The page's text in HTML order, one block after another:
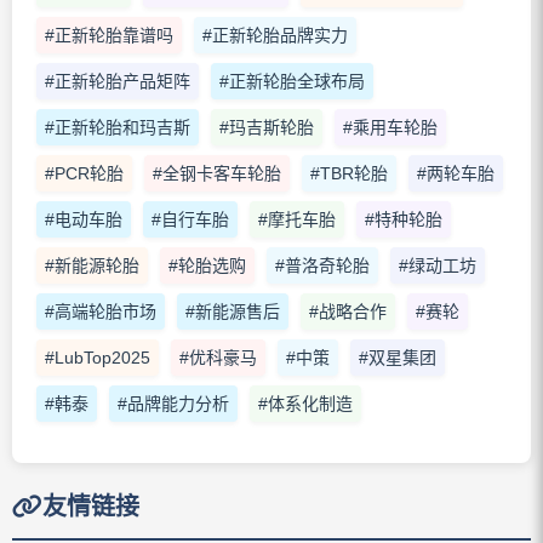
#正新轮胎靠谱吗 #正新轮胎品牌实力
#正新轮胎产品矩阵 #正新轮胎全球布局
#正新轮胎和玛吉斯 #玛吉斯轮胎 #乘用车轮胎
#PCR轮胎 #全钢卡客车轮胎 #TBR轮胎 #两轮车胎
#电动车胎 #自行车胎 #摩托车胎 #特种轮胎
#新能源轮胎 #轮胎选购 #普洛奇轮胎 #绿动工坊
#高端轮胎市场 #新能源售后 #战略合作 #赛轮
#LubTop2025 #优科豪马 #中策 #双星集团
#韩泰 #品牌能力分析 #体系化制造
友情链接